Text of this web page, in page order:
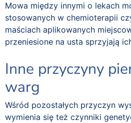
Mowa między innymi o lekach
stosowanych w chemioterapii
maściach aplikowanych
przeniesione na usta sprzyjają
Inne przyczyny
warg
Wśród pozostałych przyczyn
wymienia się też czynniki